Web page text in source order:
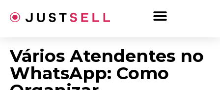
para
Vários Atendentes no
WhatsApp: Como